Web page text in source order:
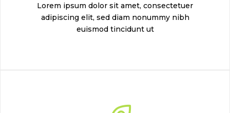
Lorem ipsum dolor sit amet, consectetuer
adipiscing elit, sed diam nonummy nibh
euismod tincidunt ut